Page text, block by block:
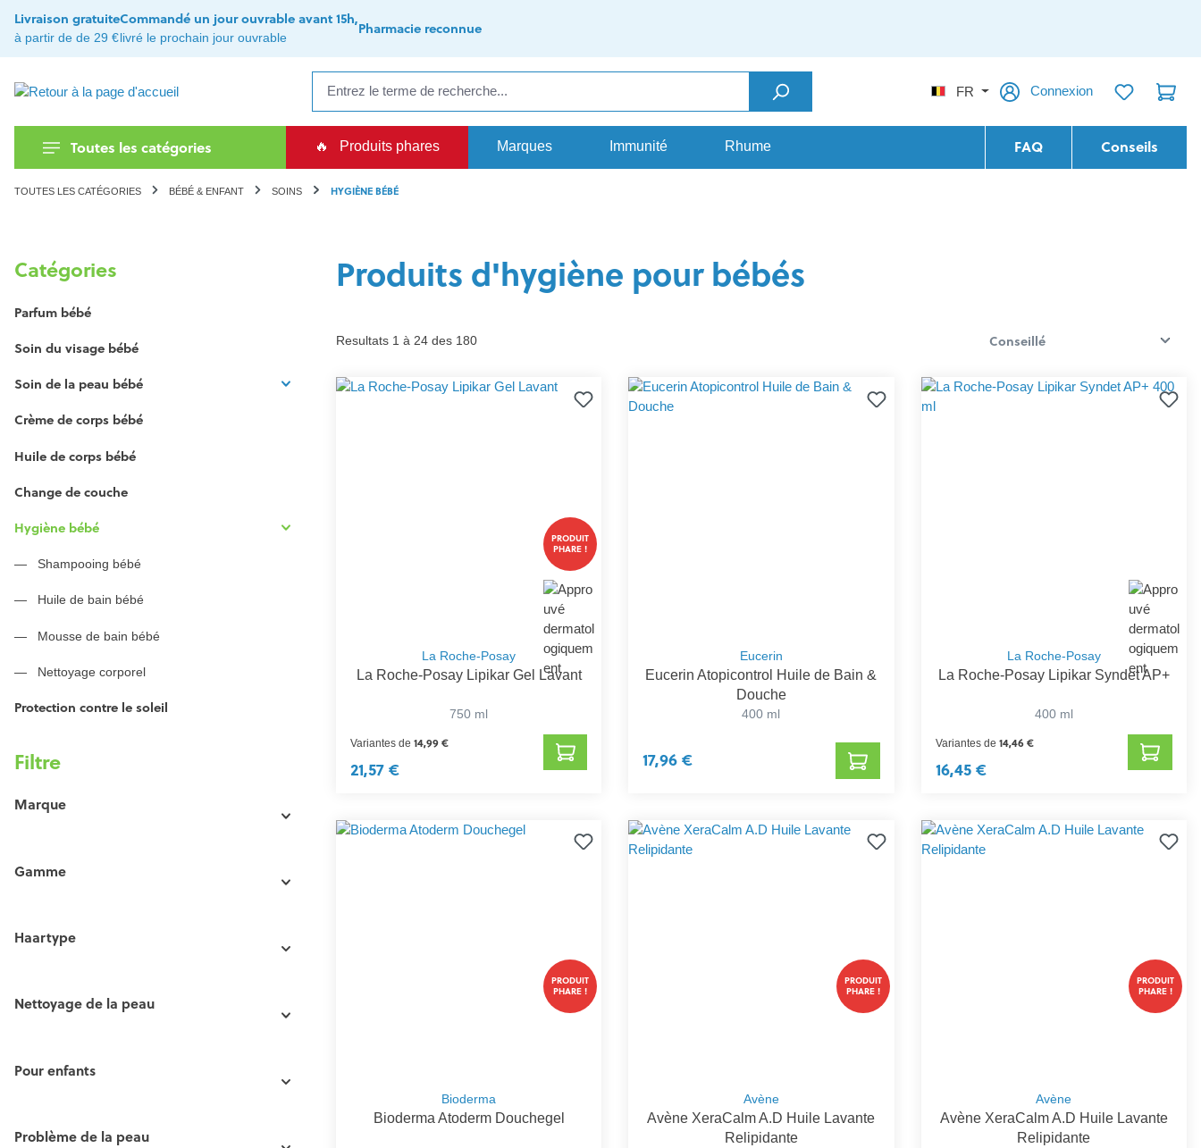
Passer à la navigation principale
Livraison gratuite
à partir de de 29 €
Commandé un jour ouvrable avant 15h,
livré le prochain jour ouvrable
Pharmacie reconnue
FR Connexion
Toutes les catégories 🔥 Produits phares Marques Immunité Rhume FAQ Conseils
TOUTES LES CATÉGORIES BÉBÉ & ENFANT SOINS HYGIÈNE BÉBÉ
Catégories
Parfum bébé
Soin du visage bébé
Soin de la peau bébé
Crème de corps bébé
Huile de corps bébé
Change de couche
Hygiène bébé
Shampooing bébé
Huile de bain bébé
Mousse de bain bébé
Nettoyage corporel
Protection contre le soleil
Filtre
Marque
Gamme
Haartype
Nettoyage de la peau
Pour enfants
Problème de la peau
Produits d'hygiène pour bébés
Resultats 1 à 24 des 180
PRODUIT
PHARE !
La Roche-Posay
La Roche-Posay Lipikar Gel Lavant
750 ml
Variantes de 14,99 €
21,57 €
Eucerin
Eucerin Atopicontrol Huile de Bain &
Douche
400 ml
17,96 €
La Roche-Posay
La Roche-Posay Lipikar Syndet AP+
400 ml
Variantes de 14,46 €
16,45 €
PRODUIT
PHARE !
Bioderma
Bioderma Atoderm Douchegel
PRODUIT
PHARE !
Avène
Avène XeraCalm A.D Huile Lavante
Relipidante
PRODUIT
PHARE !
Avène
Avène XeraCalm A.D Huile Lavante
Relipidante